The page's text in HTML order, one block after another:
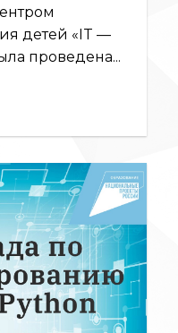
детей «IT —
проведена...